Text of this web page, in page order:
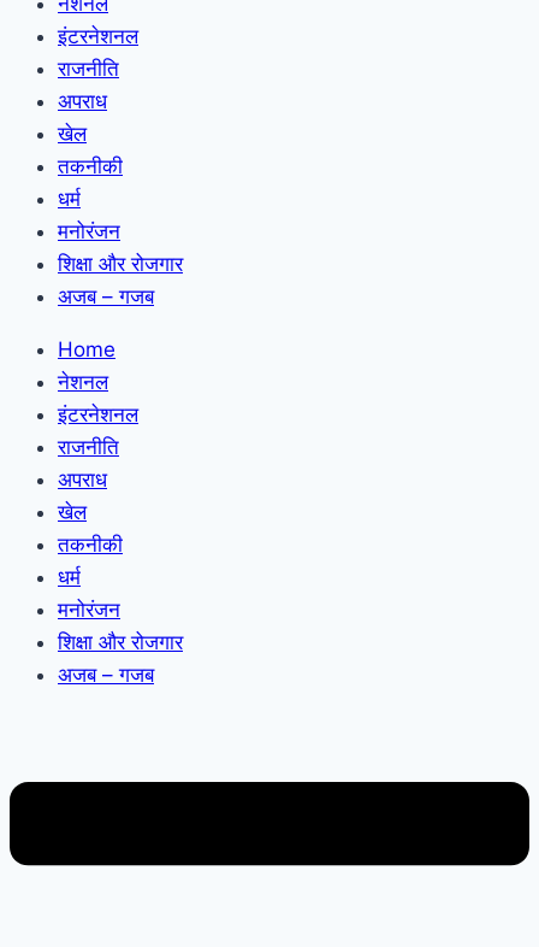
इंटरनेशनल
राजनीति
अपराध
खेल
तकनीकी
धर्म
मनोरंजन
शिक्षा और रोजगार
अजब – गजब
Home
नेशनल
इंटरनेशनल
राजनीति
अपराध
खेल
तकनीकी
धर्म
मनोरंजन
शिक्षा और रोजगार
अजब – गजब